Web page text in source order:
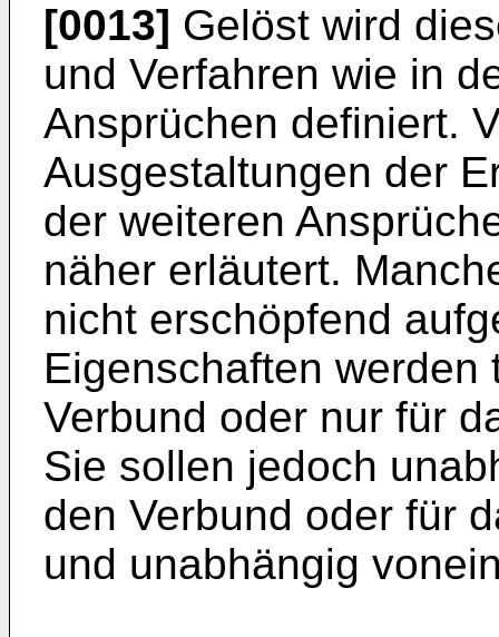
[0013] Gelöst wird
und Verfahren wie in
Ansprüchen definiert.
Ausgestaltungen der
der weiteren
näher erläutert.
nicht erschöpfend
Eigenschaften
Verbund oder nur für
Sie sollen jedoch
den Verbund oder für
und unabhängig